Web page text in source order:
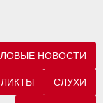
НОВОСТИ
СЛУХИ